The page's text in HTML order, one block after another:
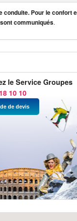
Pour le confort
communiqués.
le Service Groupes
10 10
de devis